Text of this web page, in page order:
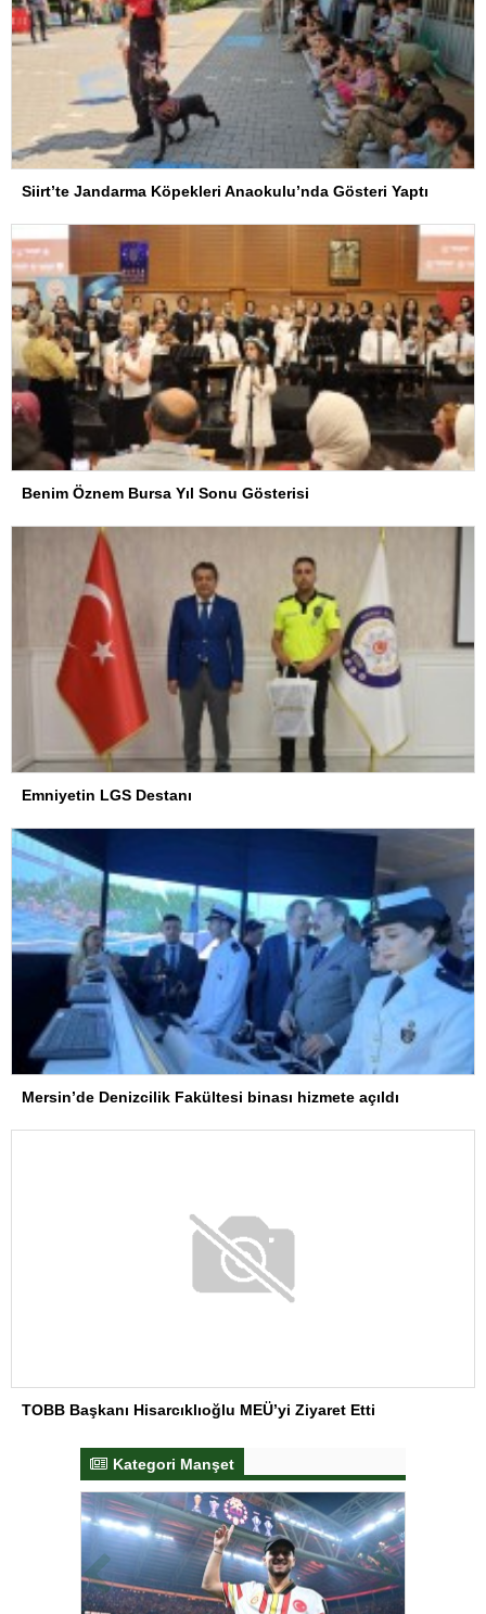
Siirt’te Jandarma Köpekleri Anaokulu’nda Gösteri Yaptı
Benim Öznem Bursa Yıl Sonu Gösterisi
Emniyetin LGS Destanı
Mersin’de Denizcilik Fakültesi binası hizmete açıldı
TOBB Başkanı Hisarcıklıoğlu MEÜ’yi Ziyaret Etti
Kategori Manşet